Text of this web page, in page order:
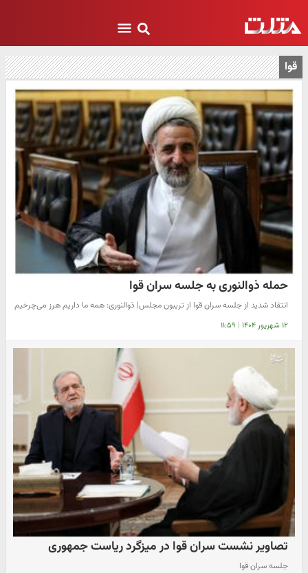
قوا
حمله ذوالنوری به جلسه سران قوا
انتقاد شدید از جلسه سران قوا از تریبون مجلس| ذوالنوری: همه ما داریم هرز می‌چرخیم
۱۲ شهریور ۱۴۰۴ | ۱۱:۵۹
تصاویر نشست سران قوا در میزگرد ریاست جمهوری
جلسه سران قوا